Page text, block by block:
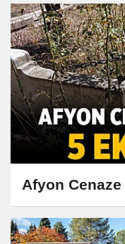
Afyon Cenaze